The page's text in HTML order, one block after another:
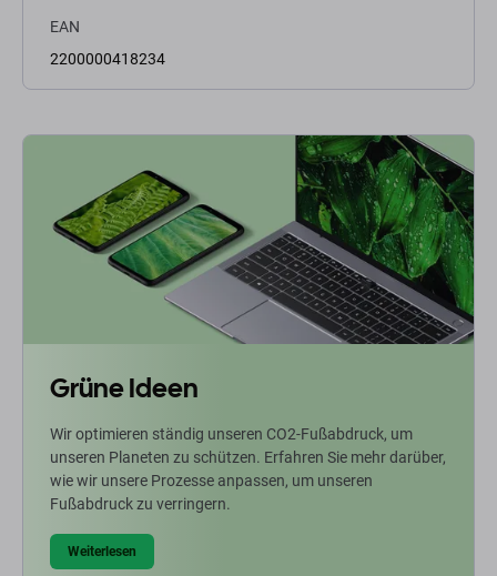
EAN
2200000418234
Grüne Ideen
Wir optimieren ständig unseren CO2-Fußabdruck, um
unseren Planeten zu schützen. Erfahren Sie mehr darüber,
wie wir unsere Prozesse anpassen, um unseren
Fußabdruck zu verringern.
Weiterlesen